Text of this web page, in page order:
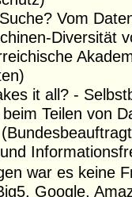
Vom
Diversität
it all? -
Teilen von
war es keine
Google,